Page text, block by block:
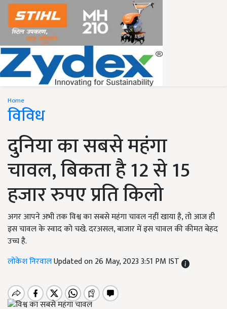
Home
विविध
दुनिया का सबसे महंगा
चावल, बिकता है 12 से 15
हजार रुपए प्रति किलो
अगर आपने अभी तक विश्व का सबसे महंगा चावल नहीं खाया है, तो आज ही
इस चावल के स्वाद को चखे. दरअसल, बाजार में इस चावल की कीमत बेहद
उच्च है.
लोकेश निरवालUpdated on 26 May, 2023 3:51 PM IST